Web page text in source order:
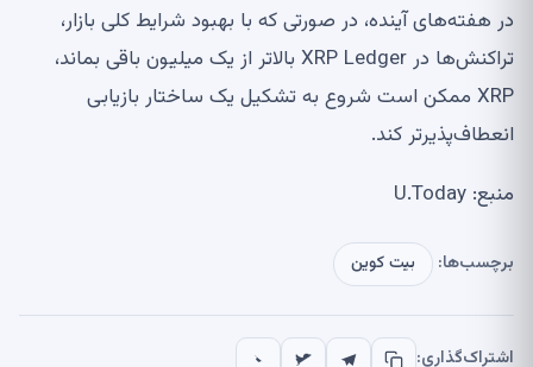
در هفته‌های آینده، در صورتی که با بهبود شرایط کلی بازار،
تراکنش‌ها در XRP Ledger بالاتر از یک میلیون باقی بماند،
XRP ممکن است شروع به تشکیل یک ساختار بازیابی
انعطاف‌پذیرتر کند.
منبع: U.Today
برچسب‌ها: بیت کوین
اشتراک‌گذاری: